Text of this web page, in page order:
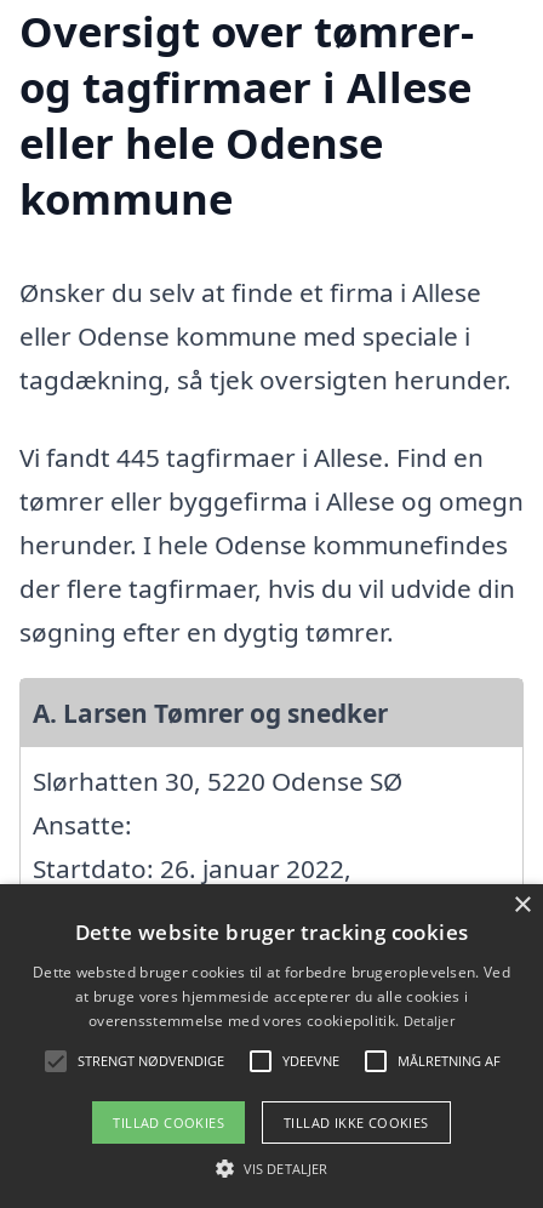
Oversigt over tømrer-
og tagfirmaer i Allese
eller hele Odense
kommune
Ønsker du selv at finde et firma i Allese
eller Odense kommune med speciale i
tagdækning, så tjek oversigten herunder.
Vi fandt 445 tagfirmaer i Allese. Find en
tømrer eller byggefirma i Allese og omegn
herunder. I hele Odense kommunefindes
der flere tagfirmaer, hvis du vil udvide din
søgning efter en dygtig tømrer.
A. Larsen Tømrer og snedker
Slørhatten 30, 5220 Odense SØ
Ansatte:
Startdato: 26. januar 2022,
Enkeltmandsvirksomhed
CVR: 43008978
Højager 26, 5270 Odense N
×
Dette website bruger tracking cookies
Dette websted bruger cookies til at forbedre brugeroplevelsen. Ved
at bruge vores hjemmeside accepterer du alle cookies i
overensstemmelse med vores cookiepolitik. Detaljer
STRENGT NØDVENDIGE YDEEVNE MÅLRETNING AF
TILLAD COOKIES TILLAD IKKE COOKIES
VIS DETALJER